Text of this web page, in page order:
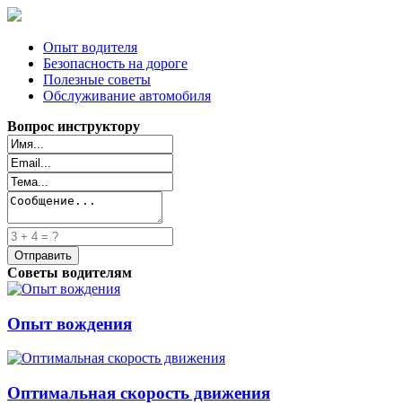
Опыт водителя
Безопасность на дороге
Полезные советы
Обслуживание автомобиля
Вопрос инструктору
Советы водителям
Опыт вождения
Оптимальная скорость движения